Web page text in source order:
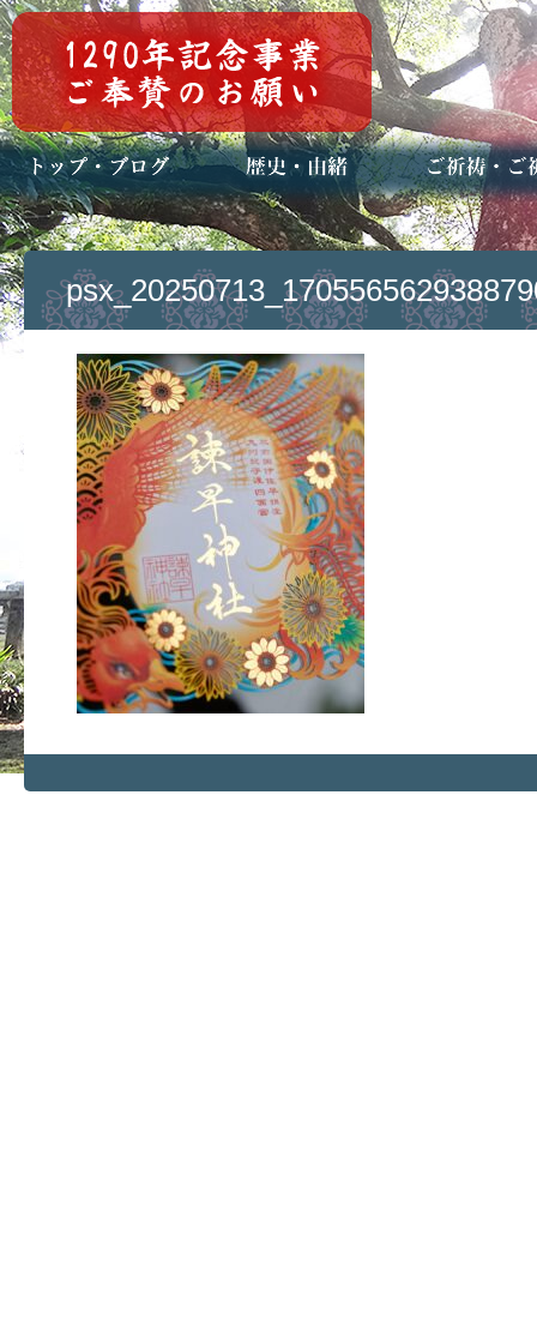
トップページ
ブログ(日々八百万)
お知らせ一覧 歴史・ご祭神
年中行事
メディア掲載 ご祈祷・ご祈
安産祈願
初宮参り
七五三詣
長寿のお祝い
神前結婚式
厄祓い・方位
車のお祓い
地鎮祭
神葬祭（神式